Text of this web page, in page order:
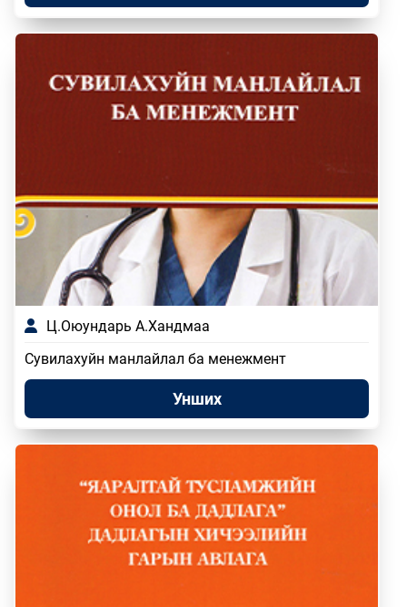
Ц.Оюундарь А.Хандмаа
Сувилахуйн манлайлал ба менежмент
Унших